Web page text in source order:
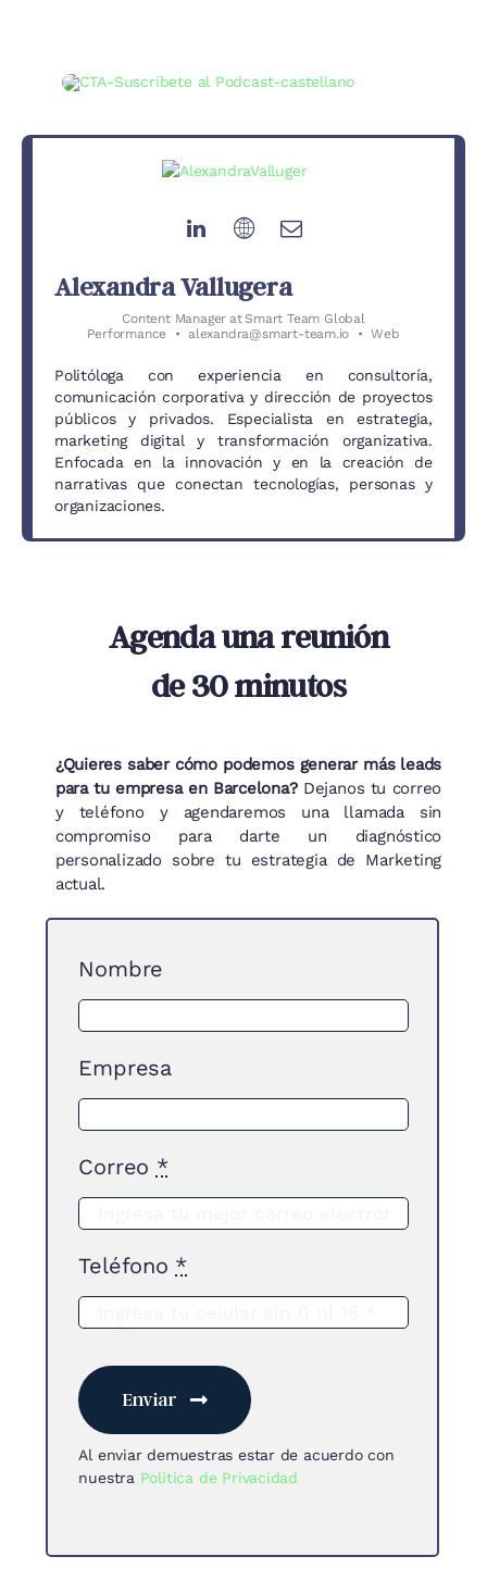
Alexandra Vallugera
Content Manager atSmart Team Global
Performance
• alexandra@smart-team.io • Web
Politóloga con experiencia en consultoría,
comunicación corporativa y dirección de proyectos
públicos y privados. Especialista en estrategia,
marketing digital y transformación organizativa.
Enfocada en la innovación y en la creación de
narrativas que conectan tecnologías, personas y
organizaciones.
Agenda una reunión
de 30 minutos
¿Quieres saber cómo podemos generar más leads
para tu empresa en Barcelona?Dejanos tu correo
y teléfono y agendaremos una llamada sin
compromiso para darte un diagnóstico
personalizado sobre tu estrategia de Marketing
actual.
Nombre
Empresa
Correo *
Teléfono *
Enviar
Al enviar demuestras estar de acuerdo con
nuestra Política de Privacidad